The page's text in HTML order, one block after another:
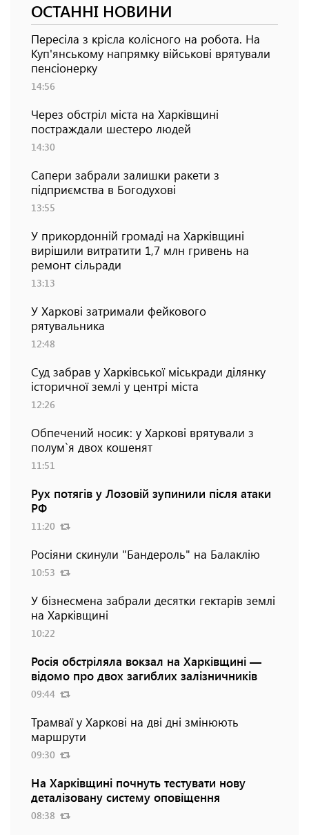
ОСТАННІ НОВИНИ
Пересіла з крісла колісного на робота. На
Куп'янському напрямку військові врятували
пенсіонерку
14:56
Через обстріл міста на Харківщині
постраждали шестеро людей
14:30
Сапери забрали залишки ракети з
підприємства в Богодухові
13:55
У прикордонній громаді на Харківщині
вирішили витратити 1,7 млн гривень на
ремонт сільради
13:13
У Харкові затримали фейкового
рятувальника
12:48
Суд забрав у Харківської міськради ділянку
історичної землі у центрі міста
12:26
Обпечений носик: у Харкові врятували з
полум`я двох кошенят
11:51
Рух потягів у Лозовій зупинили після атаки
РФ
11:20
Росіяни скинули "Бандероль" на Балаклію
10:53
У бізнесмена забрали десятки гектарів землі
на Харківщині
10:22
Росія обстріляла вокзал на Харківщині —
відомо про двох загиблих залізничників
09:44
Трамваї у Харкові на дві дні змінюють
маршрути
09:30
На Харківщині почнуть тестувати нову
деталізовану систему оповіщення
08:38